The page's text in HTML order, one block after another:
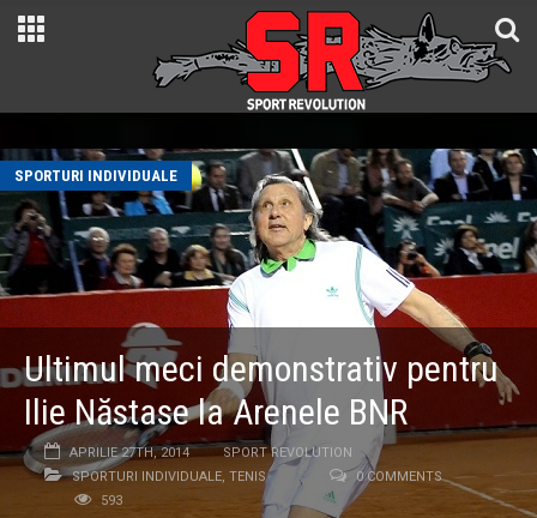
SPORTURI INDIVIDUALE
Ultimul meci demonstrativ pentru
Ilie Năstase la Arenele BNR
APRILIE 27TH, 2014
SPORT REVOLUTION
SPORTURI INDIVIDUALE, TENIS
0 COMMENTS
593